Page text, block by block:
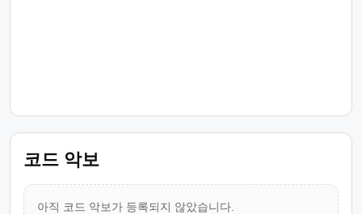
코드 악보
아직 코드 악보가 등록되지 않았습니다.